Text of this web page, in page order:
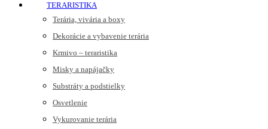
TERARISTIKA
Terária, vivária a boxy
Dekorácie a vybavenie terária
Krmivo – teraristika
Misky a napájačky
Substráty a podstielky
Osvetlenie
Vykurovanie terária